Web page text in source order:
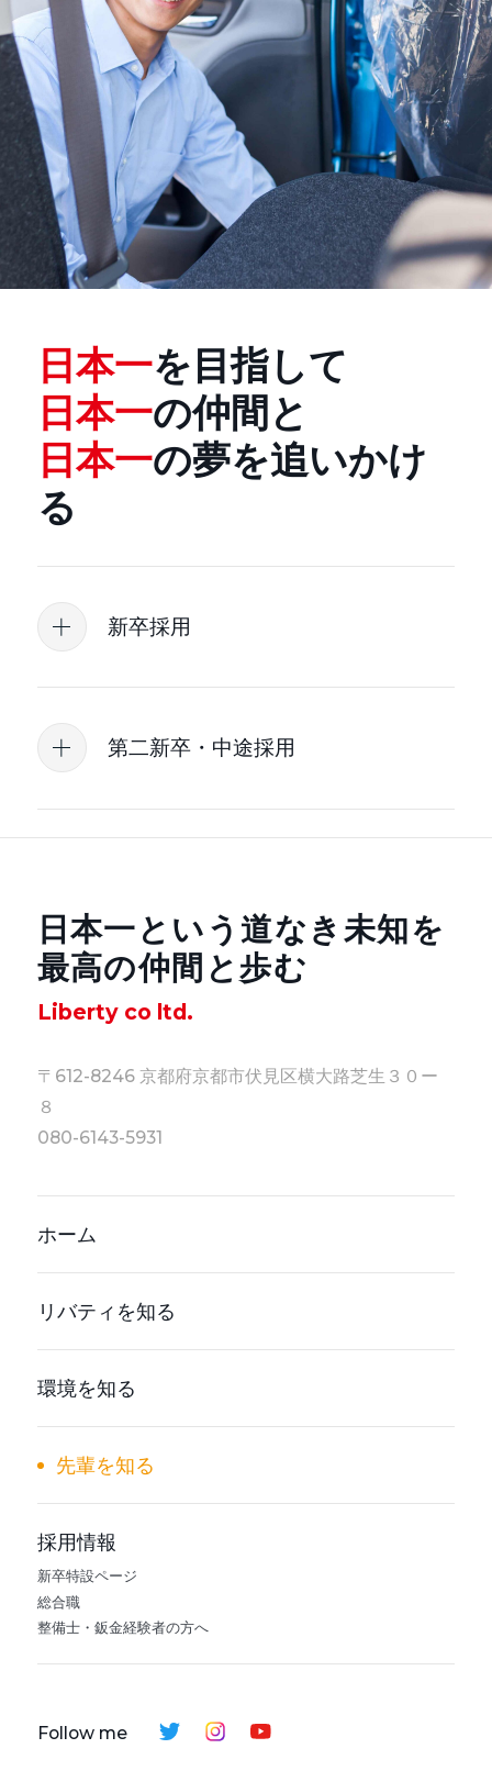
日本一を目指して
日本一の仲間と
日本一の夢を追いかけ
る
新卒採用
第二新卒・中途採用
日本一という道なき未知を
最高の仲間と歩む
Liberty co ltd.
〒612-8246 京都府京都市伏見区横大路芝生３０ー
８
080-6143-5931
ホーム
リバティを知る
環境を知る
先輩を知る
採用情報
新卒特設ページ
総合職
整備士・鈑金経験者の方へ